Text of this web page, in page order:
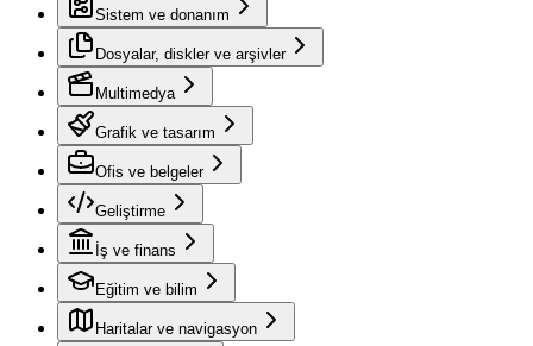
Sistem ve donanım
Dosyalar, diskler ve arşivler
Multimedya
Grafik ve tasarım
Ofis ve belgeler
Geliştirme
İş ve finans
Eğitim ve bilim
Haritalar ve navigasyon